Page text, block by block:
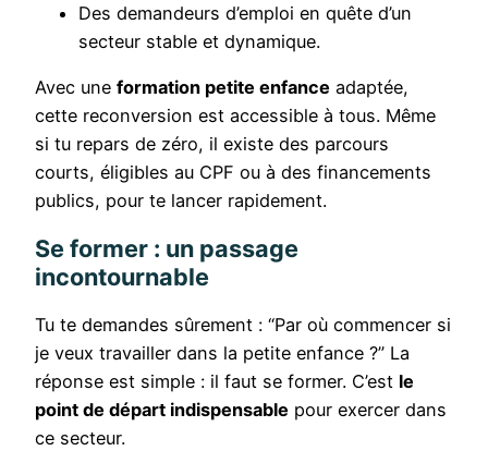
Des demandeurs d’emploi en quête d’un
secteur stable et dynamique.
Avec une formation petite enfance adaptée,
cette reconversion est accessible à tous. Même
si tu repars de zéro, il existe des parcours
courts, éligibles au CPF ou à des financements
publics, pour te lancer rapidement.
Se former : un passage
incontournable
Tu te demandes sûrement : “Par où commencer si
je veux travailler dans la petite enfance ?” La
réponse est simple : il faut se former. C’est le
point de départ indispensable pour exercer dans
ce secteur.